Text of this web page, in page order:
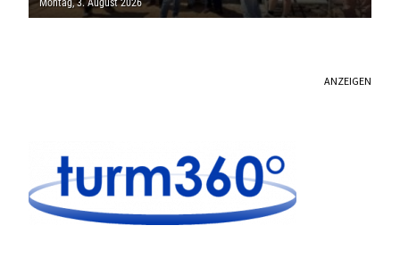
Montag, 3. August 2026
ANZEIGEN